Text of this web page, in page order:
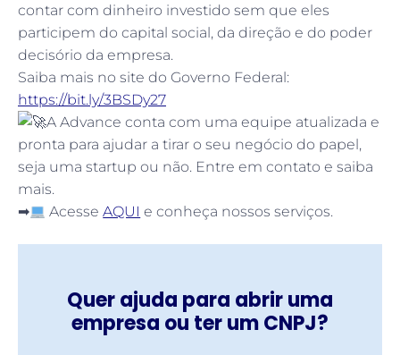
contar com dinheiro investido sem que eles
participem do capital social, da direção e do poder
decisório da empresa.
Saiba mais no site do Governo Federal:
https://bit.ly/3BSDy27
A Advance conta com uma equipe atualizada e
pronta para ajudar a tirar o seu negócio do papel,
seja uma startup ou não. Entre em contato e saiba
mais.
➡
AcesseAQUI e conheça nossos serviços.
Quer ajuda para abrir uma
empresa ou ter um CNPJ?